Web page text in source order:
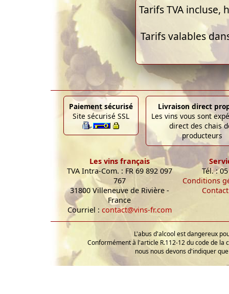
Tarifs TVA
Tarifs valables
Paiement sécurisé
Site sécurisé SSL
Livraison direct
Les vins vous sont
direct des chais
producteurs
Les vins français
TVA Intra-Com. : FR 69 892 097
767
31800 Villeneuve de Rivière -
France
Courriel : contact@vins-fr.com
Tél. :
Conditions
Contact
L'abus d'alcool est dangereux
Conformément à l'article R.112-12 du code de la
nous nous devons d'indiquer